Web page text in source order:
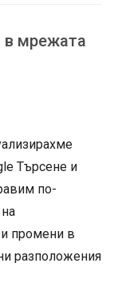
в мрежата
Търсене и
по-
промени в
разположения